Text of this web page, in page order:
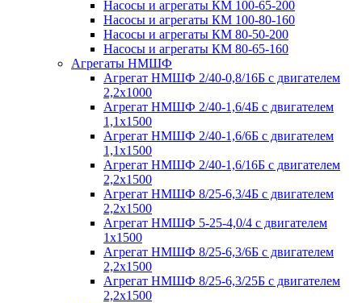
Насосы и агрегаты КМ 100-65-200
Насосы и агрегаты КМ 100-80-160
Насосы и агрегаты КМ 80-50-200
Насосы и агрегаты КМ 80-65-160
Агрегаты НМШФ
Агрегат НМШФ 2/40-0,8/16Б с двигателем
2,2х1000
Агрегат НМШФ 2/40-1,6/4Б с двигателем
1,1х1500
Агрегат НМШФ 2/40-1,6/6Б с двигателем
1,1х1500
Агрегат НМШФ 2/40-1,6/16Б с двигателем
2,2х1500
Агрегат НМШФ 8/25-6,3/4Б с двигателем
2,2х1500
Агрегат НМШФ 5-25-4,0/4 с двигателем
1х1500
Агрегат НМШФ 8/25-6,3/6Б с двигателем
2,2х1500
Агрегат НМШФ 8/25-6,3/25Б с двигателем
2,2х1500